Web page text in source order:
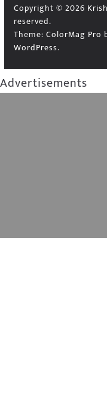
Copyright © 2026
reserved.
Theme: ColorMag Pro
WordPress.
Advertisements